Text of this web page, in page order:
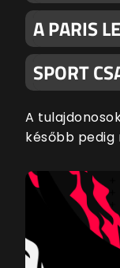
A PARIS
SPORT
A
később